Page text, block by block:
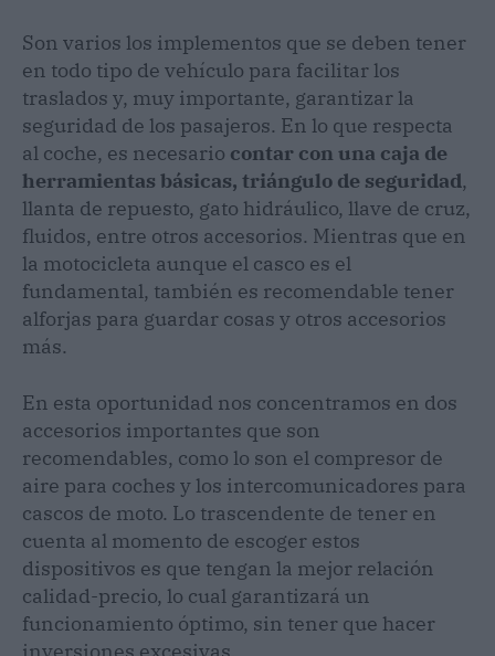
Son varios los implementos que se deben tener
en todo tipo de vehículo para facilitar los
traslados y, muy importante, garantizar la
seguridad de los pasajeros. En lo que respecta
al coche, es necesario contar con una caja de
herramientas básicas, triángulo de seguridad,
llanta de repuesto, gato hidráulico, llave de cruz,
fluidos, entre otros accesorios. Mientras que en
la motocicleta aunque el casco es el
fundamental, también es recomendable tener
alforjas para guardar cosas y otros accesorios
más.
En esta oportunidad nos concentramos en dos
accesorios importantes que son
recomendables, como lo son el compresor de
aire para coches y los intercomunicadores para
cascos de moto. Lo trascendente de tener en
cuenta al momento de escoger estos
dispositivos es que tengan la mejor relación
calidad-precio, lo cual garantizará un
funcionamiento óptimo, sin tener que hacer
inversiones excesivas.